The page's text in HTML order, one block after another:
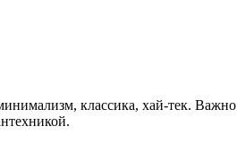
классика, хай-тек. Важно